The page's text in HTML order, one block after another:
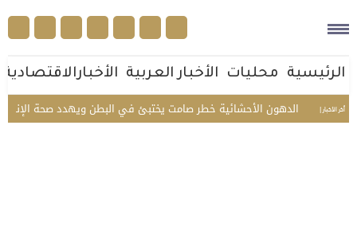
الرئيسية محليات الأخبار العربية الأخبارالاقتصادية
أخر الأخبار |الدهون الأحشائية خطر صامت يختبئ في البطن ويهدد صحة الإنسان